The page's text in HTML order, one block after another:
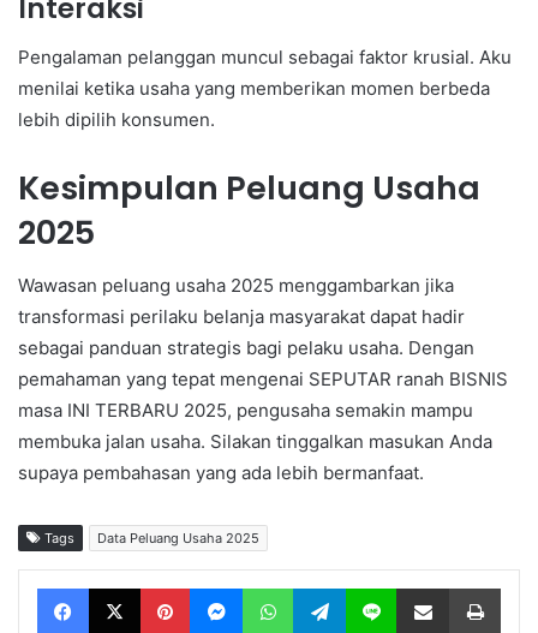
Interaksi
Pengalaman pelanggan muncul sebagai faktor krusial. Aku
menilai ketika usaha yang memberikan momen berbeda
lebih dipilih konsumen.
Kesimpulan Peluang Usaha
2025
Wawasan peluang usaha 2025 menggambarkan jika
transformasi perilaku belanja masyarakat dapat hadir
sebagai panduan strategis bagi pelaku usaha. Dengan
pemahaman yang tepat mengenai SEPUTAR ranah BISNIS
masa INI TERBARU 2025, pengusaha semakin mampu
membuka jalan usaha. Silakan tinggalkan masukan Anda
supaya pembahasan yang ada lebih bermanfaat.
Tags Data Peluang Usaha 2025
Facebook X Pinterest Messenger WhatsApp Telegram Line Share via Email